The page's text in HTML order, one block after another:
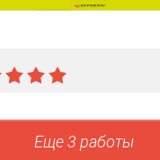
Еще 3 работы